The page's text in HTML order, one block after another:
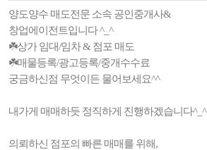
양도양수 매도전문 소속 공인중개사&
창업에이전트입니다 ^_^
☘️상가 임대/임차 & 점포 매도
☘️매물등록/광고등록/중개수수료
궁금하신점 무엇이든 물어보세요^^
내가게 매매하듯 정직하게 진행하겠습니다^_^
의뢰하신 점포의 빠른 매매를 위해,